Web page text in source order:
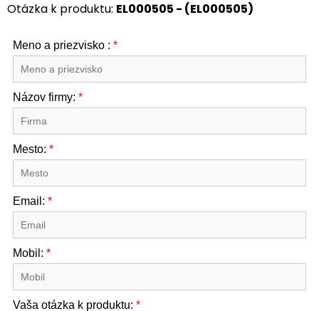
Otázka k produktu: EL000505 - (EL000505)